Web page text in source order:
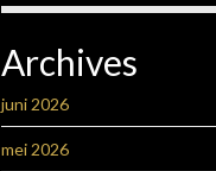
Archives
juni 2026
mei 2026